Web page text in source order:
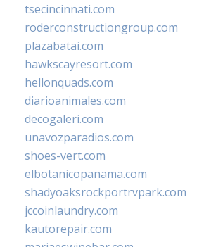
tsecincinnati.com
roderconstructiongroup.com
plazabatai.com
hawkscayresort.com
hellonquads.com
diarioanimales.com
decogaleri.com
unavozparadios.com
shoes-vert.com
elbotanicopanama.com
shadyoaksrockportrvpark.com
jccoinlaundry.com
kautorepair.com